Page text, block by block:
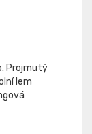
Projmutý
lem